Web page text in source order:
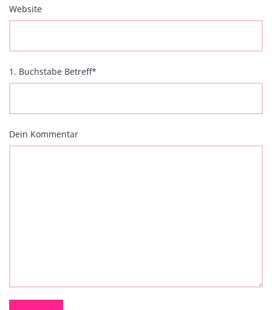
Website
1. Buchstabe Betreff*
Dein Kommentar